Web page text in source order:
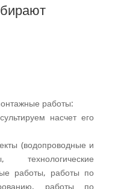
работы:
насчет его
(водопроводные и
технологические
работы, работы по
работы по